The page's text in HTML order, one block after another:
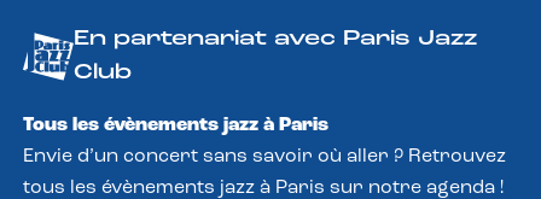
En partenariat avec Paris Jazz
Club
Tous les évènements jazz à Paris
Envie d’un concert sans savoir où aller ? Retrouvez
tous les évènements jazz à Paris sur notre agenda !